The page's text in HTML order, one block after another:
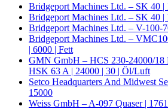
Bridgeport Machines Ltd. – SK 40 |
Bridgeport Machines Ltd. – SK 40 |
Bridgeport Machines Ltd. – V-100-
Bridgeport Machines Ltd. –
| 6000 | Fett
GMN GmbH – HCS 230-24000/18
HSK 63 A | 24000 | 30 | Öl/Luft
Setco Headquarters And Midwest
15000
Weiss GmbH – A-097 Quaser |